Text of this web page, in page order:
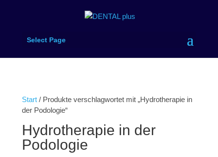
Select Page
Start/ Produkte verschlagwortet mit „Hydrotherapie in
der Podologie“
Hydrotherapie in der
Podologie